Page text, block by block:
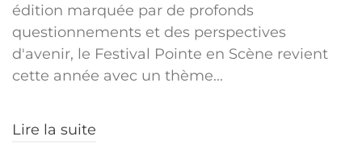
édition marquée par de profonds
questionnements et des perspectives
d'avenir, le Festival Pointe en Scène revient
cette année avec un thème...
Lire la suite